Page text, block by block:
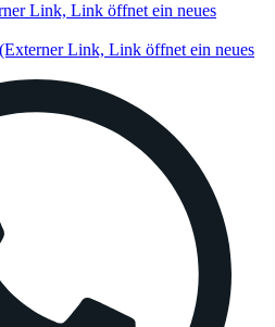
Link, Link öffnet ein neues
(Externer Link, Link öffnet ein neues